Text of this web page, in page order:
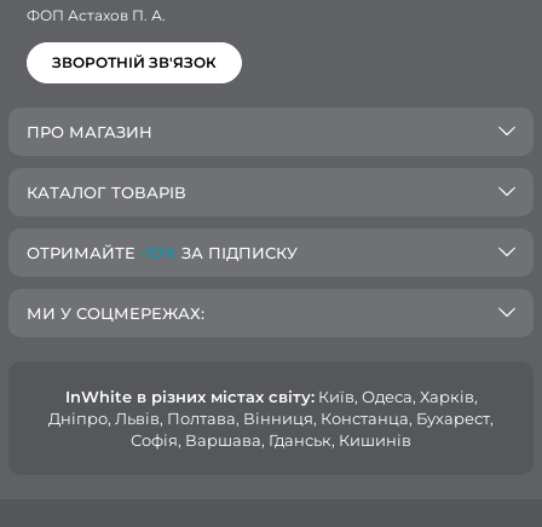
ФОП Астахов П. А.
ЗВОРОТНІЙ ЗВ'ЯЗОК
ПРО МАГАЗИН
КАТАЛОГ ТОВАРІВ
ОТРИМАЙТЕ -10% ЗА ПІДПИСКУ
МИ У СОЦМЕРЕЖАХ:
InWhite в різних містах світу:Київ, Одеса, Харків,
Дніпро, Львів, Полтава, Вінниця, Констанца, Бухарест,
Софія, Варшава, Гданськ, Кишинів